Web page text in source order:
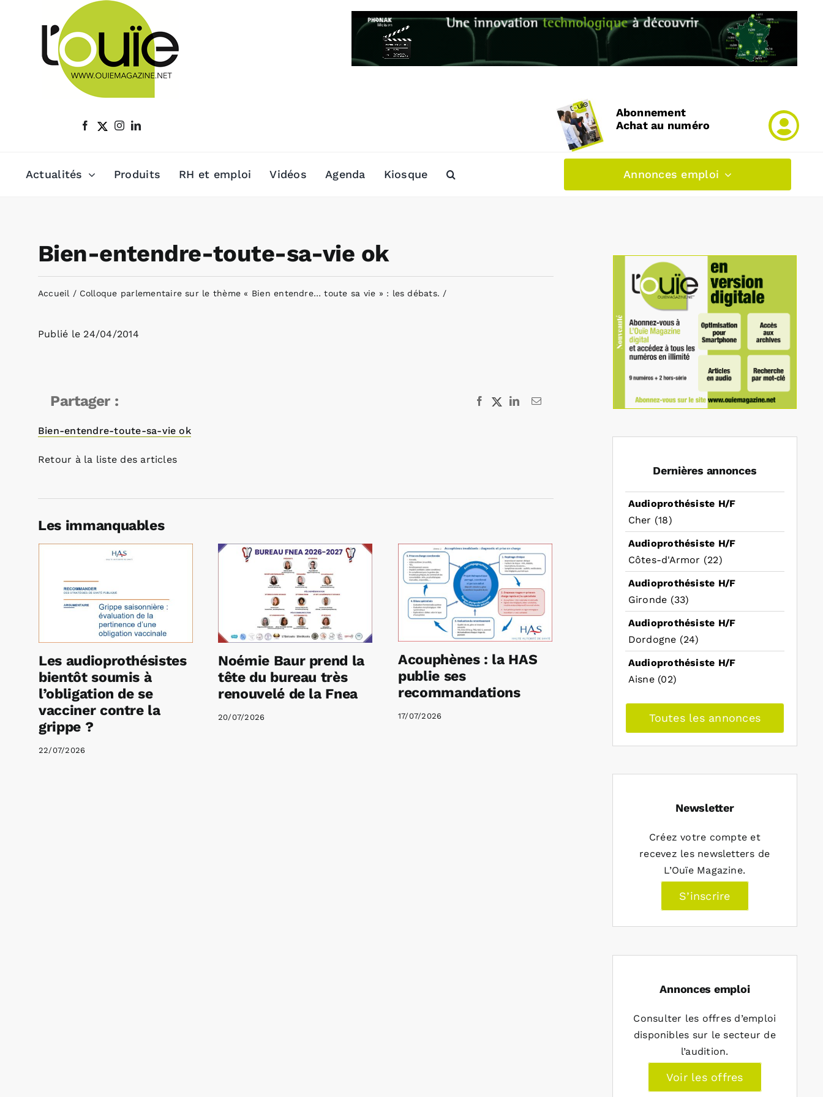
Abonnement
Achat au numéro
Actualités Produits RH et emploi Vidéos Agenda Kiosque Annonces emploi
Bien-entendre-toute-sa-vie ok
Accueil Colloque parlementaire sur le thème « Bien entendre… toute sa vie » : les débats.
Publié le 24/04/2014
Partager : Facebook
X LinkedInEmail
Bien-entendre-toute-sa-vie ok
Retour à la liste des articles
Les immanquables
Les audioprothésistes
bientôt soumis à
l’obligation de se
vacciner contre la
grippe ?
22/07/2026
Noémie Baur prend la
tête du bureau très
renouvelé de la Fnea
20/07/2026
Acouphènes : la HAS
publie ses
recommandations
17/07/2026
Dernières annonces
Audioprothésiste H/F
Cher (18)
Audioprothésiste H/F
Côtes-d'Armor (22)
Audioprothésiste H/F
Gironde (33)
Audioprothésiste H/F
Dordogne (24)
Audioprothésiste H/F
Aisne (02)
Toutes les annonces
Newsletter
Créez votre compte et
recevez les newsletters de
L’Ouïe Magazine.
S’inscrire
Annonces emploi
Consulter les offres d’emploi
disponibles sur le secteur de
l’audition.
Voir les offres